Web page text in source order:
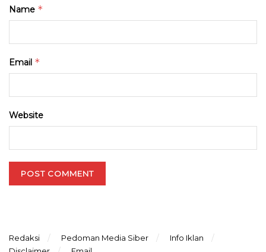
Name *
Email *
Website
Redaksi Pedoman Media Siber
Info Iklan